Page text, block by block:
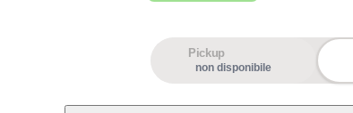
Pickup
non disponibile